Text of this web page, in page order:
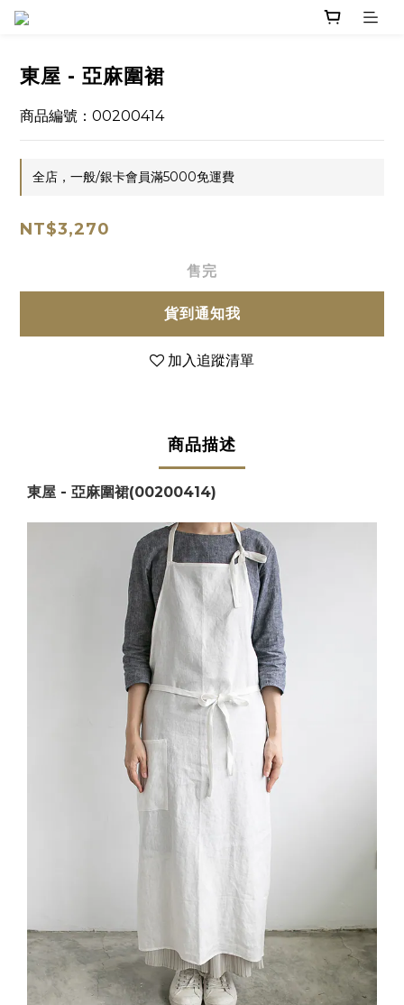
東屋 - 亞麻圍裙
商品編號：00200414
全店，一般/銀卡會員滿5000免運費
NT$3,270
售完
貨到通知我
加入追蹤清單
商品描述
東屋 - 亞麻圍裙(00200414)